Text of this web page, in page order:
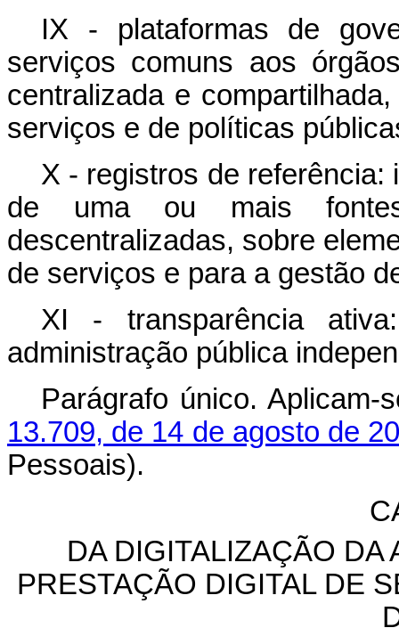
IX - plataformas de
serviços comuns aos
centralizada e
serviços e de políticas
X - registros de
de uma ou mais
descentralizadas, sobre
de serviços e para a gestão
XI - transparência
administração pública
Parágrafo único.
13.709, de 14 de agosto de
Pessoais).
DA DIGITALIZAÇÃO
PRESTAÇÃO DIGITAL DE